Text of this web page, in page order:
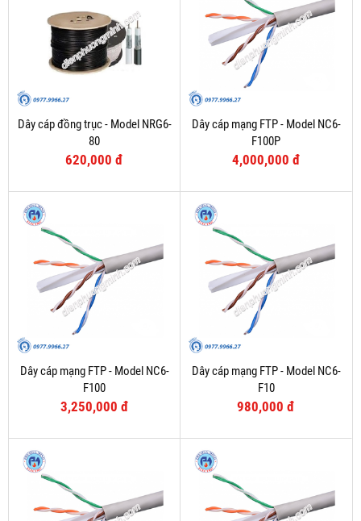
Dây cáp đồng trục - Model NRG6-
80
620,000 đ
Dây cáp mạng FTP - Model NC6-
F100P
4,000,000 đ
Dây cáp mạng FTP - Model NC6-
F100
3,250,000 đ
Dây cáp mạng FTP - Model NC6-
F10
980,000 đ